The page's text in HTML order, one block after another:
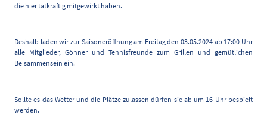
die hier tatkräftig mitgewirkt haben.
Deshalb laden wir zur Saisoneröffnung am Freitag den 03.05.2024 ab 17:00 Uhr
alle Mitglieder, Gönner und Tennisfreunde zum Grillen und gemütlichen
Beisammensein ein.
Sollte es das Wetter und die Plätze zulassen dürfen sie ab um 16 Uhr bespielt
werden.